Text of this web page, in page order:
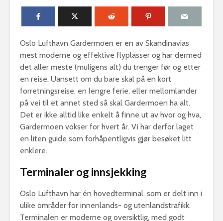
Oslo Lufthavn Gardermoen er en av Skandinavias
mest moderne og effektive flyplasser og har dermed
det aller meste (muligens alt) du trenger før og etter
en reise. Uansett om du bare skal på en kort
forretningsreise, en lengre ferie, eller mellomlander
på vei til et annet sted så skal Gardermoen ha alt.
Det er ikke alltid like enkelt å finne ut av hvor og hva,
Gardermoen vokser for hvert år. Vi har derfor laget
en liten guide som forhåpentligvis gjør besøket litt
enklere.
Terminaler og innsjekking
Oslo Lufthavn har én hovedterminal, som er delt inn i
ulike områder for innenlands- og utenlandstrafikk.
Terminalen er moderne og oversiktlig, med godt
Oslo Lufthavn P10 parkering: Alt
du trenger å vite
Alt du trenger å vite om
parkeringsområde P2 på
Gardermoen
på Gardermoen
Korttidsparkering